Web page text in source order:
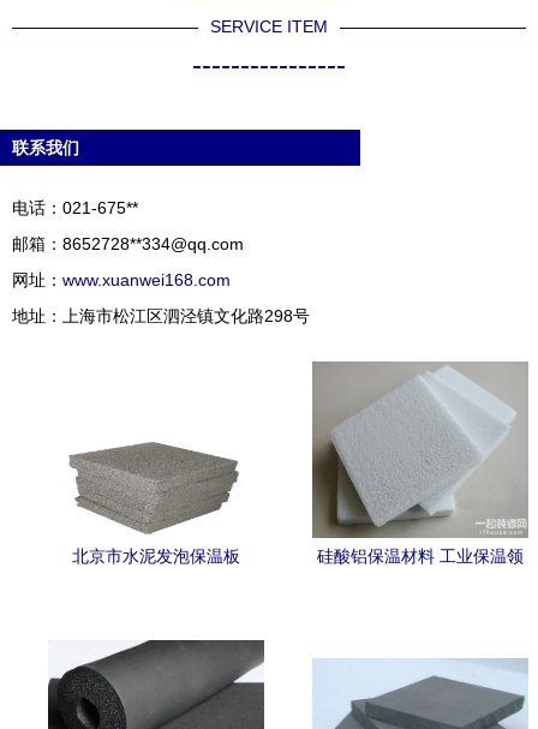
SERVICE ITEM
----------------
联系我们
电话：021-675**
邮箱：8652728**334@qq.com
网址： www.xuanwei168.com
地址：上海市松江区泗泾镇文化路298号
北京市水泥发泡保温板
硅酸铝保温材料 工业保温领